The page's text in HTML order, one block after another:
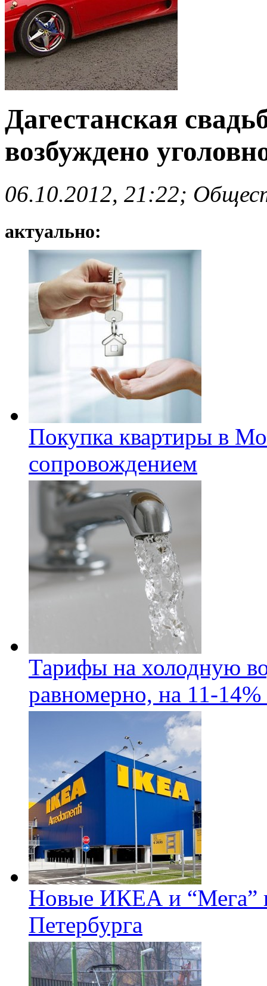
Дагестанская
возбуждено
06.10.2012, 21:22;
актуально:
Покупка квартиры в
сопровождением
Тарифы на холодную
равномерно, на 11-14%
Новые ИКЕА и “Мега”
Петербурга